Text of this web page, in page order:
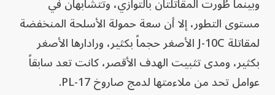
مستوى التطور، إلا أن سعة حمولة الأسلحة المنخفضة
لمقاتلة J-10C الأصغر حجماً بكثير، ورادارها الأصغر
بكثير، ومدى تثبيت الهدف الأقصر، كانت تعد سابقاً
عوامل تحد من ملاءمتها لدمج صاروخ PL-17.